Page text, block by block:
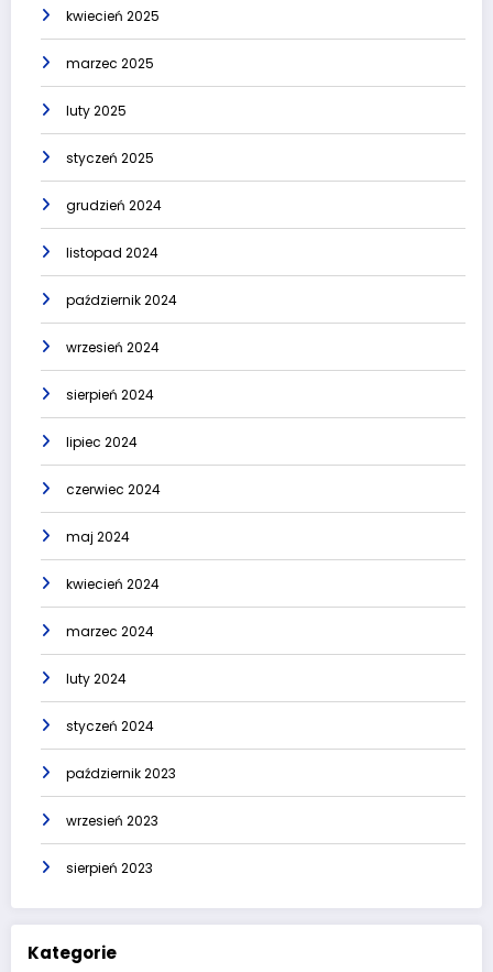
kwiecień 2025
marzec 2025
luty 2025
styczeń 2025
grudzień 2024
listopad 2024
październik 2024
wrzesień 2024
sierpień 2024
lipiec 2024
czerwiec 2024
maj 2024
kwiecień 2024
marzec 2024
luty 2024
styczeń 2024
październik 2023
wrzesień 2023
sierpień 2023
Kategorie